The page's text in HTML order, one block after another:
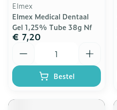
Elmex
Elmex Medical Dentaal
Gel 1,25% Tube 38g Nf
€ 7,20
Bestel